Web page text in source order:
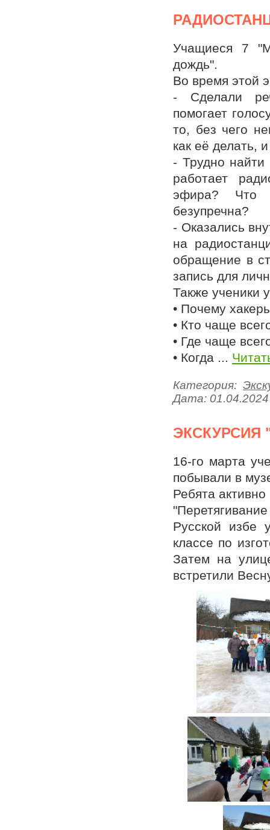
Учащиеся 7
дождь".
Во время этой
- Сделали
помогает
то, без чего
как её делать,
- Трудно
работает
эфира? Что
безупречна?
- Оказались
на
обращение в
запись для
Также ученики
• Почему
• Кто чаще
• Где чаще
• Когда ...
Категория:
Дата: 01.04.2024
ЭКСКУРСИЯ
16-го марта
побывали в
Ребята
Русской избе
классе по
Затем на
встретили